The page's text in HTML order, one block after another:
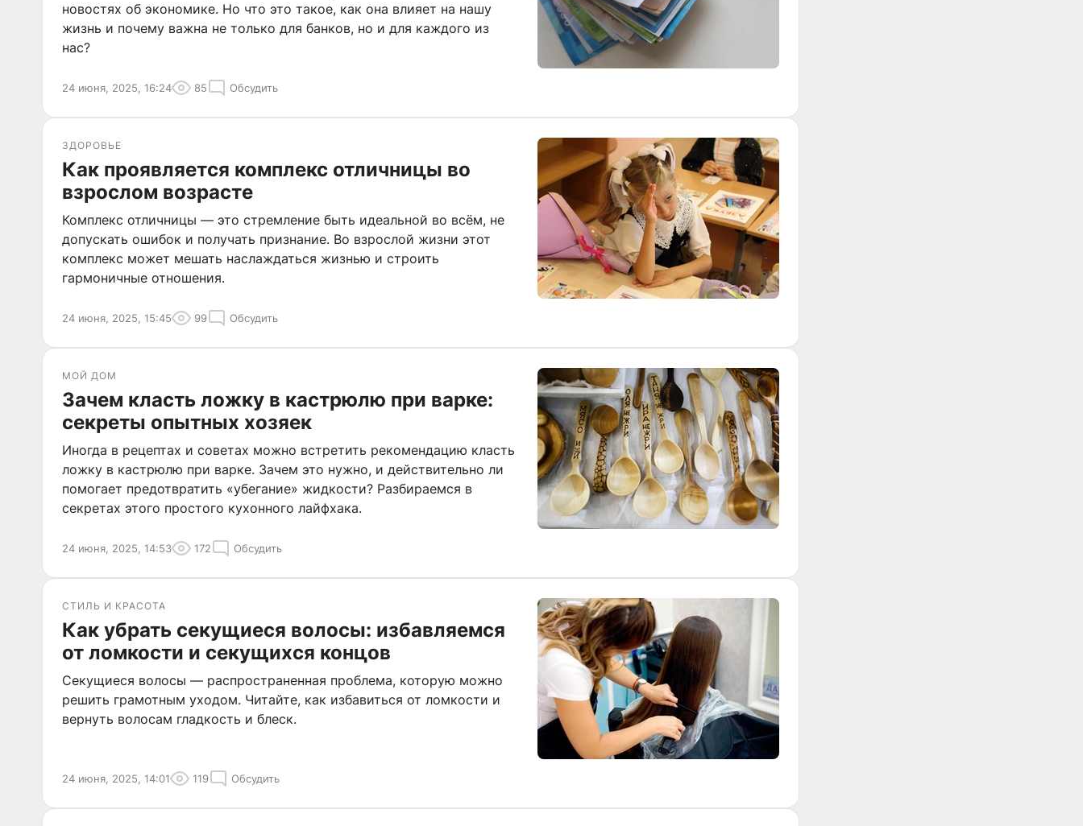
новостях об экономике. Но что это такое, как она влияет на нашу
жизнь и почему важна не только для банков, но и для каждого из
нас?
24 июня, 2025, 16:24 85 Обсудить
ЗДОРОВЬЕ
Как проявляется комплекс отличницы во
взрослом возрасте
Комплекс отличницы — это стремление быть идеальной во всём, не
допускать ошибок и получать признание. Во взрослой жизни этот
комплекс может мешать наслаждаться жизнью и строить
гармоничные отношения.
24 июня, 2025, 15:45 99 Обсудить
МОЙ ДОМ
Зачем класть ложку в кастрюлю при варке:
секреты опытных хозяек
Иногда в рецептах и советах можно встретить рекомендацию класть
ложку в кастрюлю при варке. Зачем это нужно, и действительно ли
помогает предотвратить «убегание» жидкости? Разбираемся в
секретах этого простого кухонного лайфхака.
24 июня, 2025, 14:53 172 Обсудить
СТИЛЬ И КРАСОТА
Как убрать секущиеся волосы: избавляемся
от ломкости и секущихся концов
Секущиеся волосы — распространенная проблема, которую можно
решить грамотным уходом. Читайте, как избавиться от ломкости и
вернуть волосам гладкость и блеск.
24 июня, 2025, 14:01 119 Обсудить